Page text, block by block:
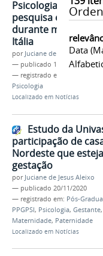
Data
Psicologia da
pesquisa e
durante mobilidade
Itália
por Juciane de Jesus Aleixo
— publicado 10/06/2026
— registrado em:
Psicologia
Localizado em Notícias
Estudo da
participação de
Nordeste que
gestação
por Juciane de Jesus Aleixo
— publicado 20/11/2020
— registrado em: Pós-
PPGPSI, Psicologia, Gestante,
Maternidade, Paternidade
Localizado em Notícias